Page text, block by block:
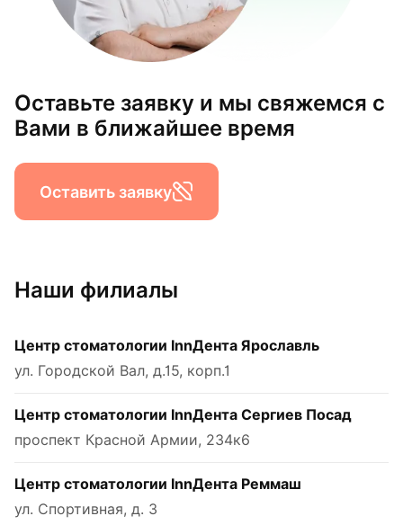
Оставьте заявку и мы свяжемся с
Вами в ближайшее время
Оставить заявку
Наши филиалы
Центр стоматологии InnДента Ярославль
ул. Городской Вал, д.15, корп.1
Центр стоматологии InnДента Сергиев Посад
проспект Красной Армии, 234к6
Центр стоматологии InnДента Реммаш
ул. Спортивная, д. 3